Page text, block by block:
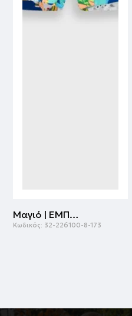
Μαγιό | ΕΜΠΡΙΜΕ
Κωδικός: 32-226100-8-173